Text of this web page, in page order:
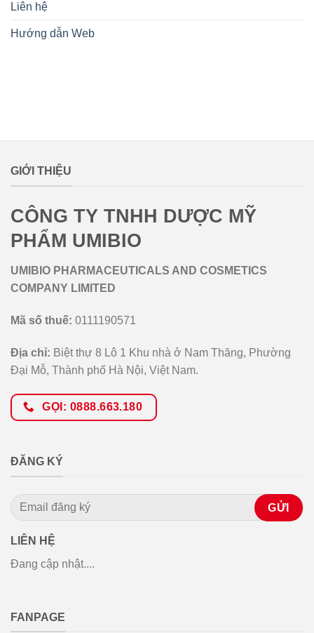
Liên hệ
Hướng dẫn Web
GIỚI THIỆU
CÔNG TY TNHH DƯỢC MỸ
PHẨM UMIBIO
UMIBIO PHARMACEUTICALS AND COSMETICS
COMPANY LIMITED
Mã số thuế: 0111190571
Địa chỉ: Biệt thự 8 Lô 1 Khu nhà ở Nam Thăng, Phường
Đại Mỗ, Thành phố Hà Nội, Việt Nam.
GỌI: 0888.663.180
ĐĂNG KÝ
LIÊN HỆ
Đang cập nhật....
FANPAGE